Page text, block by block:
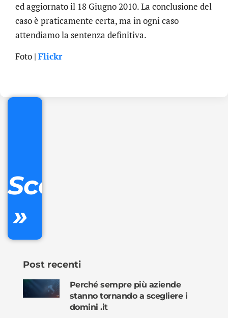
ed aggiornato il 18 Giugno 2010. La conclusione del
caso è praticamente certa, ma in ogni caso
attendiamo la sentenza definitiva.
Foto | Flickr
Scopri
»
.online
Post recenti
Perché sempre più aziende
stanno tornando a scegliere i
domini .it